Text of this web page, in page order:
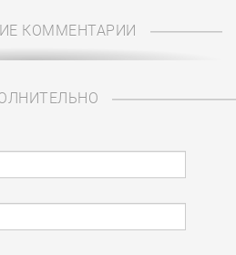
КОММЕНТАРИИ